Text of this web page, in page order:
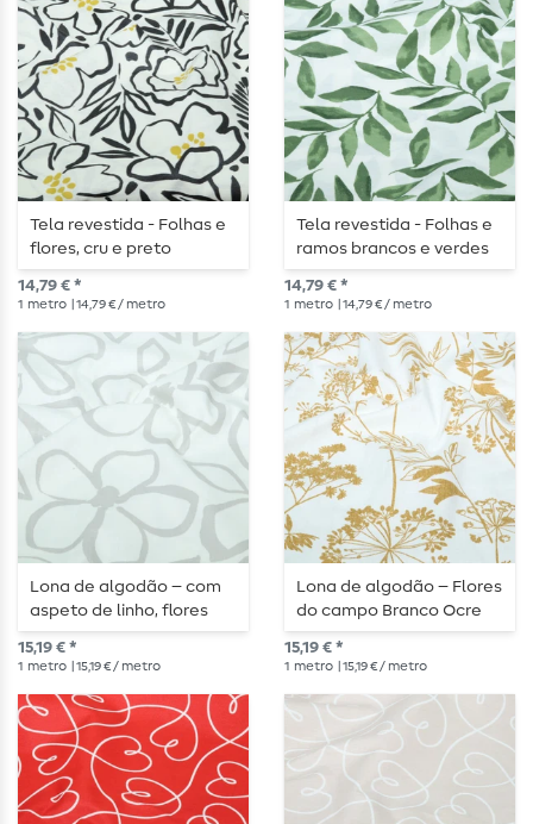
Tela revestida - Folhas e
flores, cru e preto
14,79 € *
1 metro | 14,79 € / metro
Tela revestida - Folhas e
ramos brancos e verdes
14,79 € *
1 metro | 14,79 € / metro
Lona de algodão – com
aspeto de linho, flores
grandes, branco e
cinzento
15,19 € *
1 metro | 15,19 € / metro
Lona de algodão – Flores
do campo Branco Ocre
15,19 € *
1 metro | 15,19 € / metro